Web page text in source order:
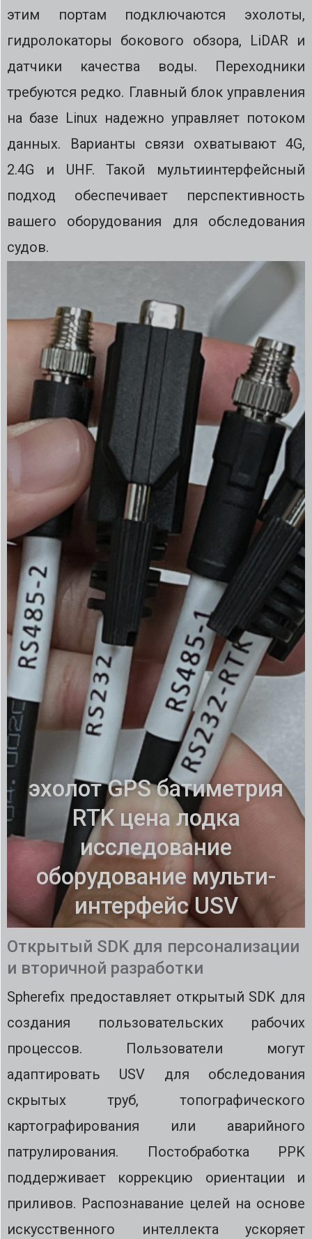
этим портам подключаются эхолоты,
гидролокаторы бокового обзора, LiDAR и
датчики качества воды. Переходники
требуются редко. Главный блок управления
на базе Linux надежно управляет потоком
данных. Варианты связи охватывают 4G,
2.4G и UHF. Такой мультиинтерфейсный
подход обеспечивает перспективность
вашего оборудования для обследования
судов.
эхолот GPS батиметрия
RTK цена лодка
исследование
оборудование мульти-
интерфейс USV
Открытый SDK для персонализации
и вторичной разработки
Spherefix предоставляет открытый SDK для
создания пользовательских рабочих
процессов. Пользователи могут
адаптировать USV для обследования
скрытых труб, топографического
картографирования или аварийного
патрулирования. Постобработка PPK
поддерживает коррекцию ориентации и
приливов. Распознавание целей на основе
искусственного интеллекта ускоряет